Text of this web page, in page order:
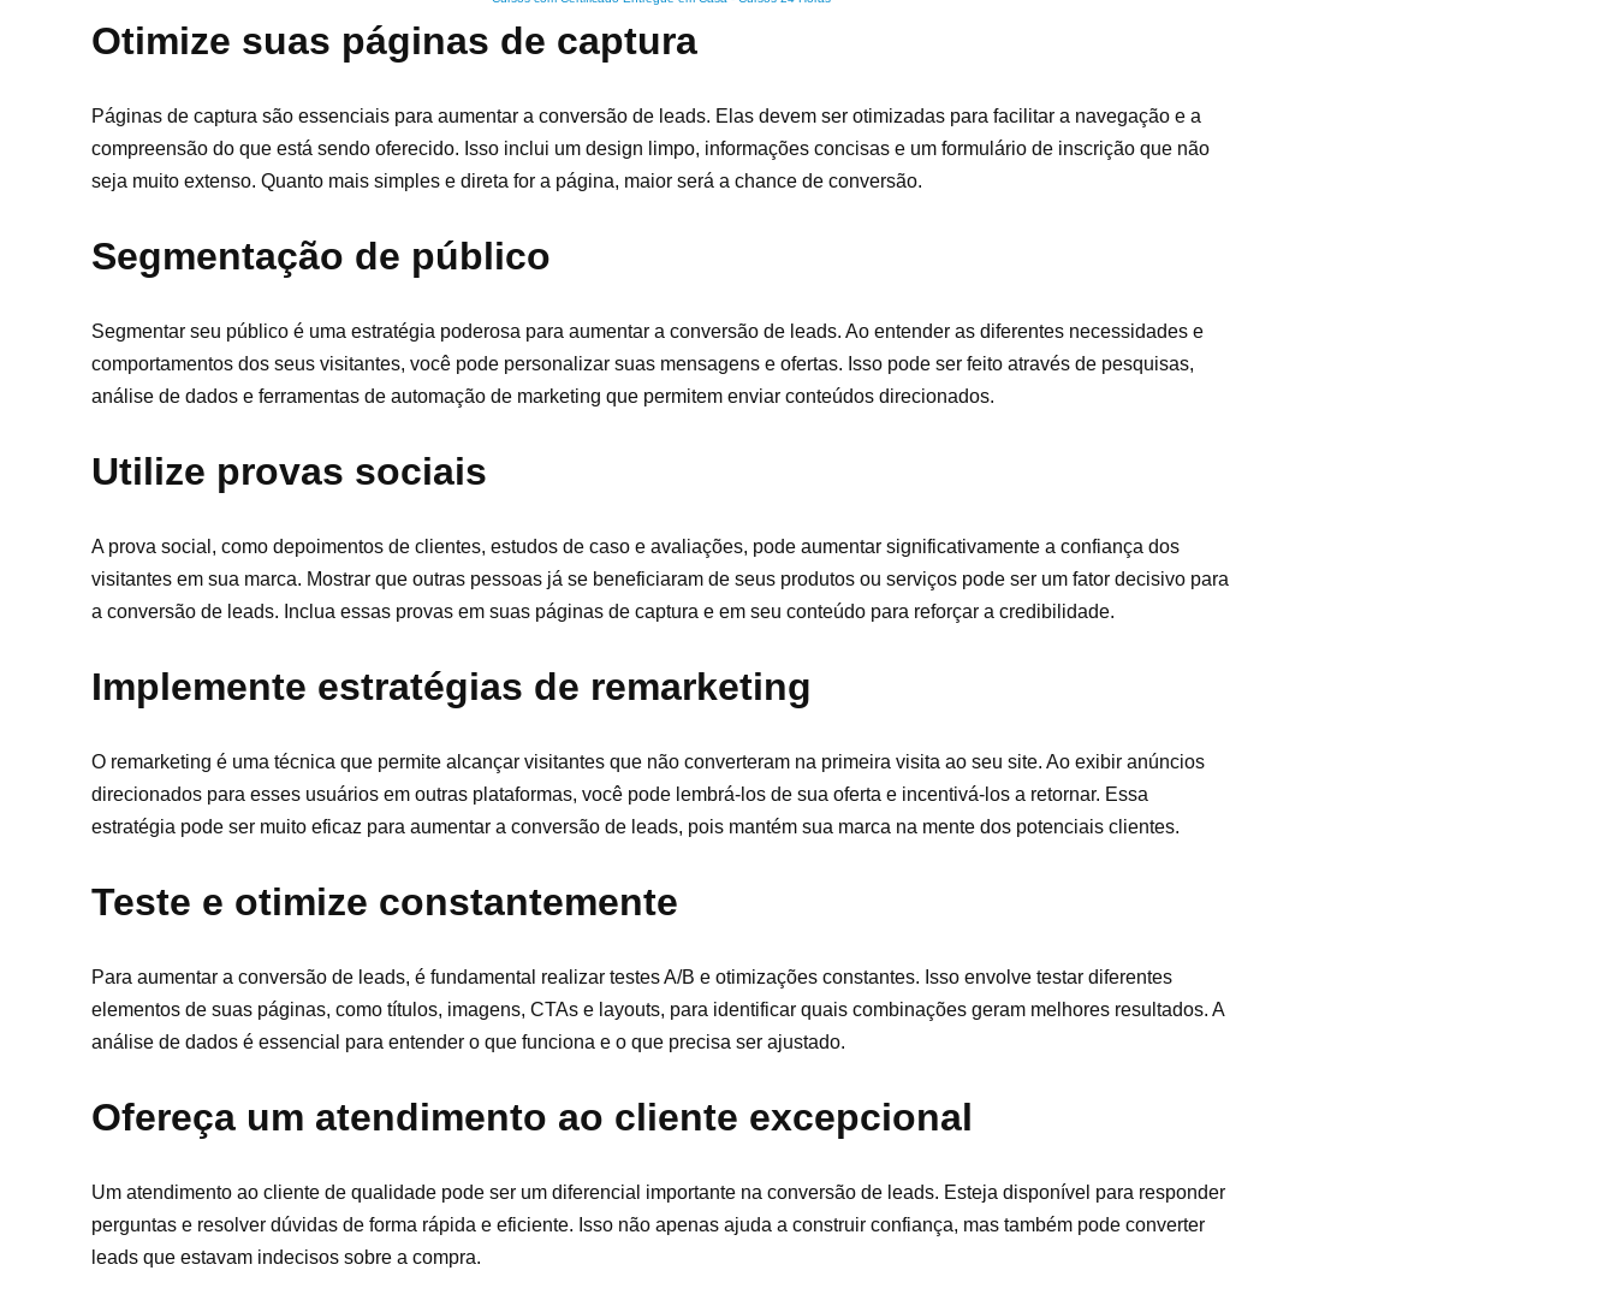
Otimize suas páginas de captura
Páginas de captura são essenciais para aumentar a conversão de leads. Elas devem ser otimizadas para facilitar a navegação e a
compreensão do que está sendo oferecido. Isso inclui um design limpo, informações concisas e um formulário de inscrição que não
seja muito extenso. Quanto mais simples e direta for a página, maior será a chance de conversão.
Segmentação de público
Segmentar seu público é uma estratégia poderosa para aumentar a conversão de leads. Ao entender as diferentes necessidades e
comportamentos dos seus visitantes, você pode personalizar suas mensagens e ofertas. Isso pode ser feito através de pesquisas,
análise de dados e ferramentas de automação de marketing que permitem enviar conteúdos direcionados.
Utilize provas sociais
A prova social, como depoimentos de clientes, estudos de caso e avaliações, pode aumentar significativamente a confiança dos
visitantes em sua marca. Mostrar que outras pessoas já se beneficiaram de seus produtos ou serviços pode ser um fator decisivo para
a conversão de leads. Inclua essas provas em suas páginas de captura e em seu conteúdo para reforçar a credibilidade.
Implemente estratégias de remarketing
O remarketing é uma técnica que permite alcançar visitantes que não converteram na primeira visita ao seu site. Ao exibir anúncios
direcionados para esses usuários em outras plataformas, você pode lembrá-los de sua oferta e incentivá-los a retornar. Essa
estratégia pode ser muito eficaz para aumentar a conversão de leads, pois mantém sua marca na mente dos potenciais clientes.
Teste e otimize constantemente
Para aumentar a conversão de leads, é fundamental realizar testes A/B e otimizações constantes. Isso envolve testar diferentes
elementos de suas páginas, como títulos, imagens, CTAs e layouts, para identificar quais combinações geram melhores resultados. A
análise de dados é essencial para entender o que funciona e o que precisa ser ajustado.
Ofereça um atendimento ao cliente excepcional
Um atendimento ao cliente de qualidade pode ser um diferencial importante na conversão de leads. Esteja disponível para responder
perguntas e resolver dúvidas de forma rápida e eficiente. Isso não apenas ajuda a construir confiança, mas também pode converter
leads que estavam indecisos sobre a compra.